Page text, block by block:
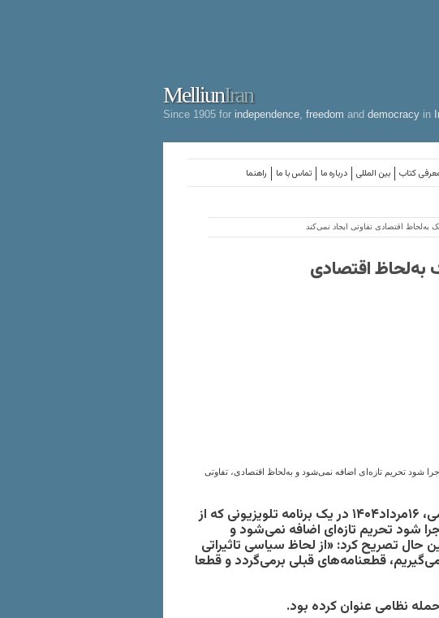
MelliunIran
Since 1905 for independence freedom and democracy in
راهنما تماس با ما درباره ما بین المللی کتاب
اقتصادی تفاوتی ایجاد نمی‌کند
به‌لحاظ اقتصادی
«عباس عراقچی»، وزیر امور خارجه جمهوری اسلامی، ۱۶مرداد۱۴۰۴ در یک برنامه تلویزیونی که از
شود تحریم تازه‌ای اضافه نمی‌شود و
حال تصریح کرد: «از لحاظ سیاسی تاثیراتی
قطعنامه‌های قبلی برمی‌گردد و قطعا
نظامی عنوان کرده بود.